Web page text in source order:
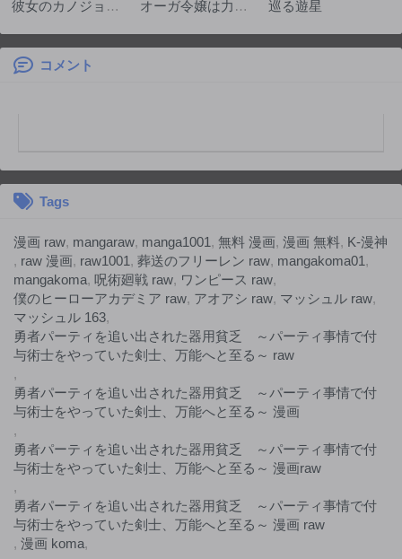
彼女のカノジョと
オーガ令嬢は力が
巡る遊星
コメント
Tags
漫画 raw, mangaraw, manga1001 , 無料 漫画, 漫画 無料, K-漫神
, raw 漫画, raw1001 , 葬送のフリーレン raw, mangakoma01 ,
mangakoma, 呪術廻戦 raw, ワンピース raw,
僕のヒーローアカデミア raw, アオアシ raw, マッシュル raw,
マッシュル 163,
勇者パーティを追い出された器用貧乏 ～パーティ事情で付
与術士をやっていた剣士、万能へと至る～ raw
,
勇者パーティを追い出された器用貧乏 ～パーティ事情で付
与術士をやっていた剣士、万能へと至る～ 漫画
,
勇者パーティを追い出された器用貧乏 ～パーティ事情で付
与術士をやっていた剣士、万能へと至る～ 漫画raw
,
勇者パーティを追い出された器用貧乏 ～パーティ事情で付
与術士をやっていた剣士、万能へと至る～ 漫画 raw
, 漫画 koma,